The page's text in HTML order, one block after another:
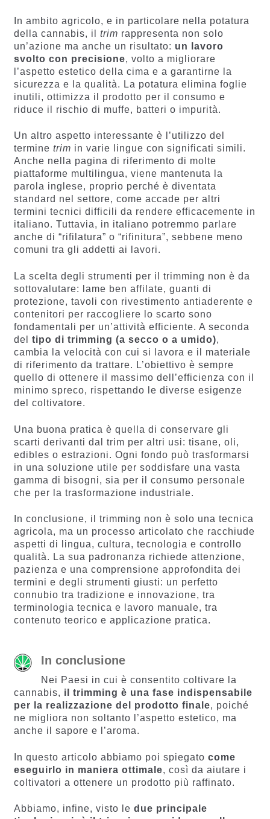
In ambito agricolo, e in particolare nella potatura
della cannabis, il trim rappresenta non solo
un’azione ma anche un risultato: un lavoro
svolto con precisione, volto a migliorare
l’aspetto estetico della cima e a garantirne la
sicurezza e la qualità. La potatura elimina foglie
inutili, ottimizza il prodotto per il consumo e
riduce il rischio di muffe, batteri o impurità.
Un altro aspetto interessante è l’utilizzo del
termine trim in varie lingue con significati simili.
Anche nella pagina di riferimento di molte
piattaforme multilingua, viene mantenuta la
parola inglese, proprio perché è diventata
standard nel settore, come accade per altri
termini tecnici difficili da rendere efficacemente in
italiano. Tuttavia, in italiano potremmo parlare
anche di “rifilatura” o “rifinitura”, sebbene meno
comuni tra gli addetti ai lavori.
La scelta degli strumenti per il trimming non è da
sottovalutare: lame ben affilate, guanti di
protezione, tavoli con rivestimento antiaderente e
contenitori per raccogliere lo scarto sono
fondamentali per un’attività efficiente. A seconda
del tipo di trimming (a secco o a umido),
cambia la velocità con cui si lavora e il materiale
di riferimento da trattare. L’obiettivo è sempre
quello di ottenere il massimo dell’efficienza con il
minimo spreco, rispettando le diverse esigenze
del coltivatore.
Una buona pratica è quella di conservare gli
scarti derivanti dal trim per altri usi: tisane, oli,
edibles o estrazioni. Ogni fondo può trasformarsi
in una soluzione utile per soddisfare una vasta
gamma di bisogni, sia per il consumo personale
che per la trasformazione industriale.
In conclusione, il trimming non è solo una tecnica
agricola, ma un processo articolato che racchiude
aspetti di lingua, cultura, tecnologia e controllo
qualità. La sua padronanza richiede attenzione,
pazienza e una comprensione approfondita dei
termini e degli strumenti giusti: un perfetto
connubio tra tradizione e innovazione, tra
terminologia tecnica e lavoro manuale, tra
contenuto teorico e applicazione pratica.
In conclusione
Nei Paesi in cui è consentito coltivare la
cannabis, il trimming è una fase indispensabile
per la realizzazione del prodotto finale, poiché
ne migliora non soltanto l’aspetto estetico, ma
anche il sapore e l’aroma.
In questo articolo abbiamo poi spiegato come
eseguirlo in maniera ottimale, così da aiutare i
coltivatori a ottenere un prodotto più raffinato.
Abbiamo, infine, visto le due principale